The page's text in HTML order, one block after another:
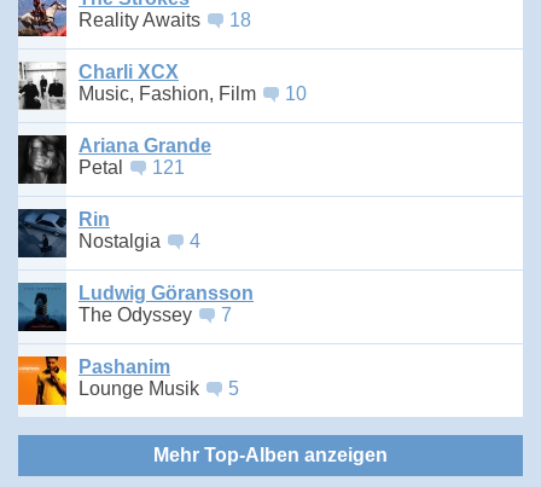
Reality Awaits
18
Charli XCX
Music, Fashion, Film
10
Ariana Grande
Petal
121
Rin
Nostalgia
4
Ludwig Göransson
The Odyssey
7
Pashanim
Lounge Musik
5
Mehr Top-Alben anzeigen